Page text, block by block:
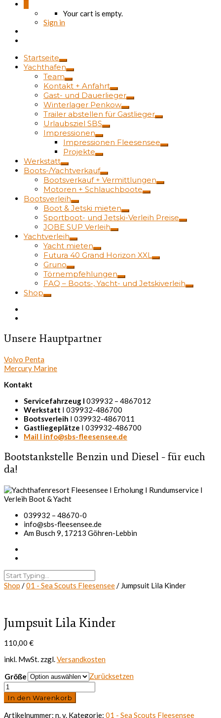
Your cart is empty.
Sign in
Startseite
Yachthafen
Team
Kontakt + Anfahrt
Gast- und Dauerlieger
Winterlager Penkow
Trailer abstellen für Gastlieger
Urlaubsziel SBS
Impressionen
Impressionen Fleesensee
Projekte
Werkstatt
Boots-/Yachtverkauf
Bootsverkauf + Vermittlungen
Motoren + Schlauchboote
Bootsverleih
Boot & Jetski mieten
Sportboot- und Jetski-Verleih Preise
JOBE SUP Verleih
Yachtverleih
Yacht mieten
Futura 40 Grand Horizon XXL
Gruno
Törnempfehlungen
FAQ – Boots-, Yacht- und Jetskiverleih
Shop
Unsere Hauptpartner
Volvo Penta
Mercury Marine
Kontakt
Servicefahrzeug I 039932 – 4867012
Werkstatt I 039932-486700
Bootsverleih I 039932-4867011
Gastliegeplätze I 039932-486700
Mail I info@sbs-fleesensee.de
Bootstankstelle Benzin und Diesel – für euch
da!
039932 – 48670-0
info@sbs-fleesensee.de
Am Busch 9, 17213 Göhren-Lebbin
Shop /01 - Sea Scouts Fleesensee/ Jumpsuit Lila Kinder
Jumpsuit Lila Kinder
110,00 €
inkl. MwSt. zzgl.Versandkosten
Größe
Zurücksetzen
Jumpsuit
Lila
Kinder
Menge
In den Warenkorb
Artikelnummer: n. v. Kategorie: 01 - Sea Scouts Fleesensee